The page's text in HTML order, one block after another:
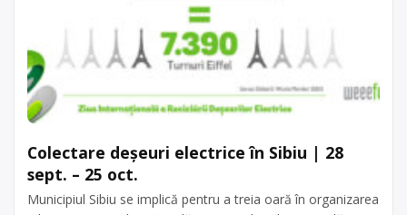
Colectare deșeuri electrice în Sibiu | 28
sept. – 25 oct.
Municipiul Sibiu se implică pentru a treia oară în organizarea